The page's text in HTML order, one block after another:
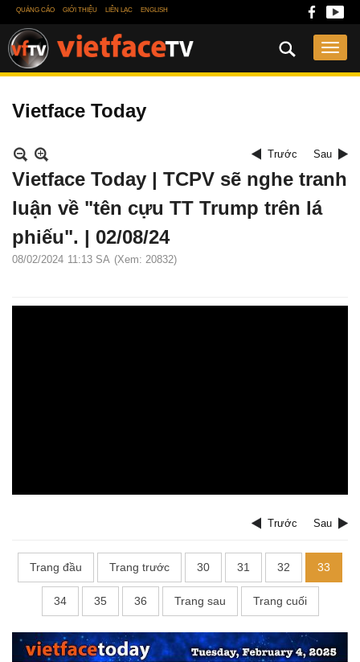
QUẢNG CÁO GIỚI THIỆU LIÊN LẠC ENGLISH
Vietface Today
Trước Sau
Vietface Today | TCPV sẽ nghe tranh
luận về "tên cựu TT Trump trên lá
phiếu". | 02/08/24
08/02/2024 11:13 SA (Xem: 20832)
Trước Sau
Trang đầu Trang trước 30 31 32 33
34 35 36 Trang sau Trang cuối